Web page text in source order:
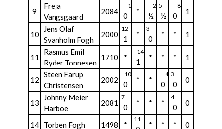
9
Freja
Vangsgaard
2084
1
0 *
2
½
5
½
8
0 1
10
Jens Olaf
Svanholm Fogh
2000
12
1 *
3
0 * * 1
11
Rasmus Emil
Ryder Tonnesen
1710 *
14
1 * * * 1
12
Steen Farup
Christensen
2002
10
0 * *
4
0
3
0 0
13
Johnny Meier
Harboe
2081
7
0 * * *
4
0 0
14 Torben Fogh 1498 *
11
* * * 0